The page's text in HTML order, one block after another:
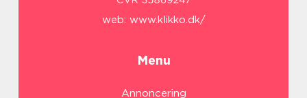
web: www.klikko.dk/
Menu
Annoncering